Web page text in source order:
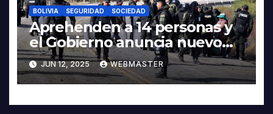
BOLIVIA SEGURIDAD SOCIEDAD
Aprehenden a 14 personas y
el Gobierno anuncia nuevo
operativo en Llallagua
JUN 12, 2025 WEBMASTER